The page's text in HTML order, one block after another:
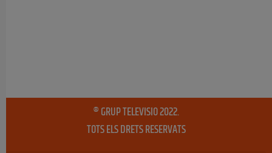
® GRUP TELEVISIO 2022.
TOTS ELS DRETS RESERVATS